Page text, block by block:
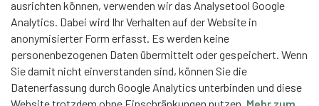
ausrichten können, verwenden wir das Analysetool Google
Analytics. Dabei wird Ihr Verhalten auf der Website in
anonymisierter Form erfasst. Es werden keine
personenbezogenen Daten übermittelt oder gespeichert. Wenn
Sie damit nicht einverstanden sind, können Sie die
Datenerfassung durch Google Analytics unterbinden und diese
Contentpartner